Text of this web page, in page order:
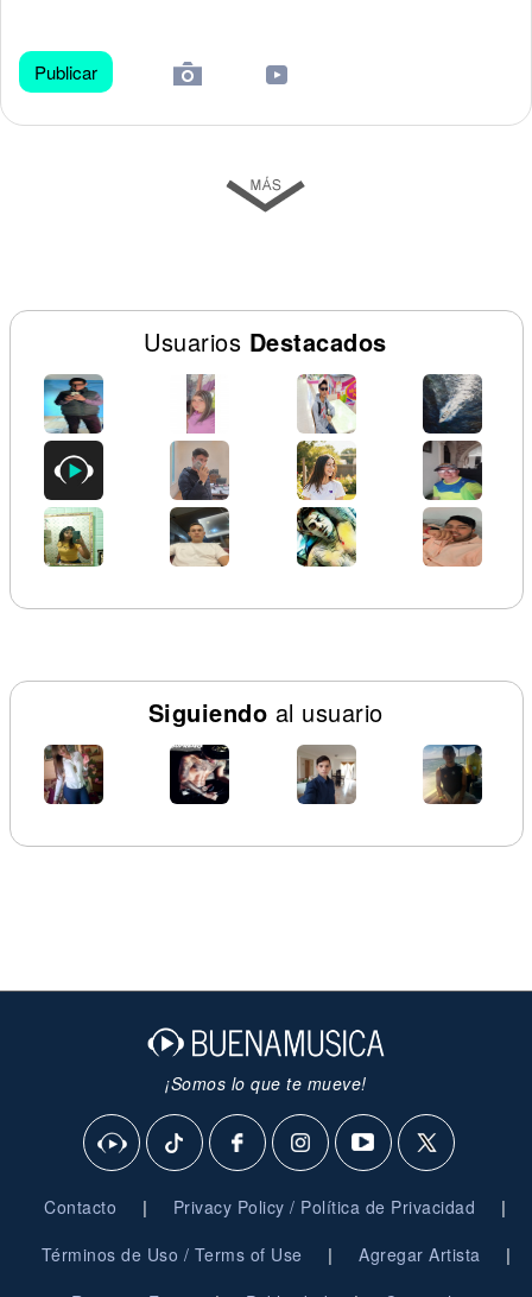
Publicar
Usuarios Destacados
Siguiendo al usuario
¡Somos lo que te mueve!
Contacto | Privacy Policy / Política de Privacidad |
Términos de Uso / Terms of Use | Agregar Artista |